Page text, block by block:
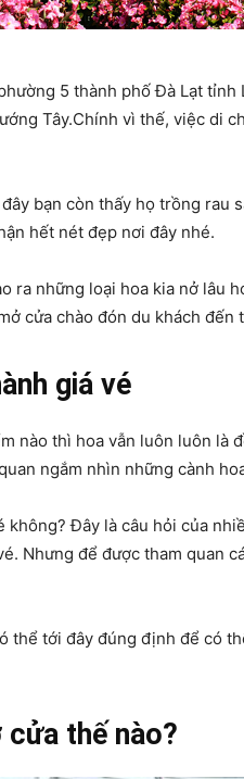
5 thành phố Đà Lạt tỉnh
Tây.Chính vì thế, việc di
bạn còn thấy họ trồng rau
hết nét đẹp nơi đây nhé.
ra những loại hoa kia nở lâu
cửa chào đón du khách đến
giá vé
nào thì hoa vẫn luôn luôn là
ngắm nhìn những cành
không? Đây là câu hỏi của
Nhưng để được tham quan
thể tới đây đúng định để có
cửa thế nào?